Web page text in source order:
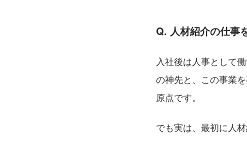
Q. 人材紹介の仕事
入社後は人事として
の神先と、この事業
原点です。
でも実は、最初に人